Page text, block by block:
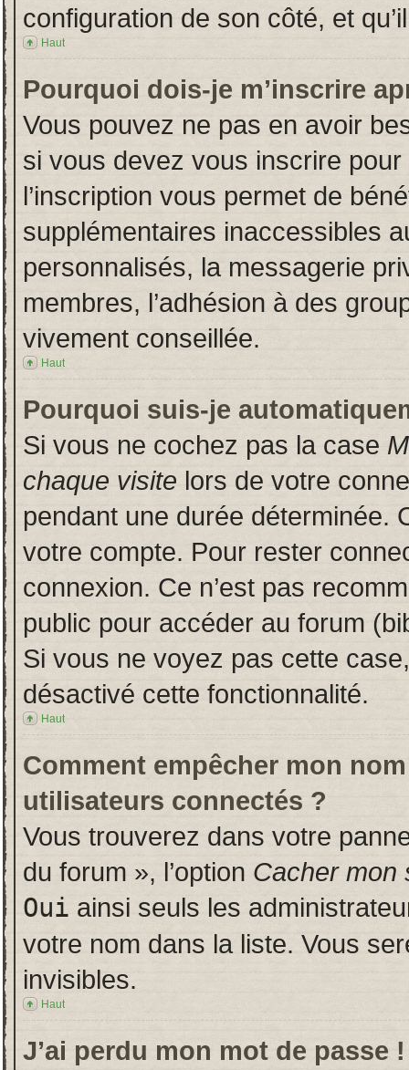
configuration de son côté, et
Haut
Pourquoi dois-je m’inscrire
Vous pouvez ne pas en avoir
si vous devez vous inscrire
l’inscription vous permet de
supplémentaires inaccessibles
personnalisés, la messagerie
membres, l’adhésion à des
vivement conseillée.
Haut
Pourquoi suis-je
Si vous ne cochez pas la case
chaque visite lors de votre
pendant une durée déterminée.
votre compte. Pour rester
connexion. Ce n’est pas
public pour accéder au forum
Si vous ne voyez pas cette
désactivé cette fonctionnalité.
Haut
Comment empêcher mon
utilisateurs connectés ?
Vous trouverez dans votre
du forum », l’option Cacher mon
Oui ainsi seuls les
votre nom dans la liste. Vous
invisibles.
Haut
J’ai perdu mon mot de passe !